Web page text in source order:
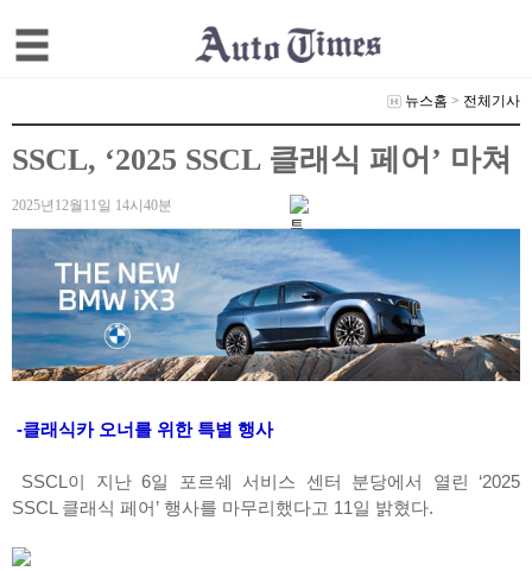
뉴스홈 > 전체기사
SSCL, ‘2025 SSCL 클래식 페어’ 마쳐
2025년12월11일 14시40분
-클래식카 오너를 위한 특별 행사
SSCL이 지난 6일 포르쉐 서비스 센터 분당에서 열린 ‘2025
SSCL 클래식 페어’ 행사를 마무리했다고 11일 밝혔다.